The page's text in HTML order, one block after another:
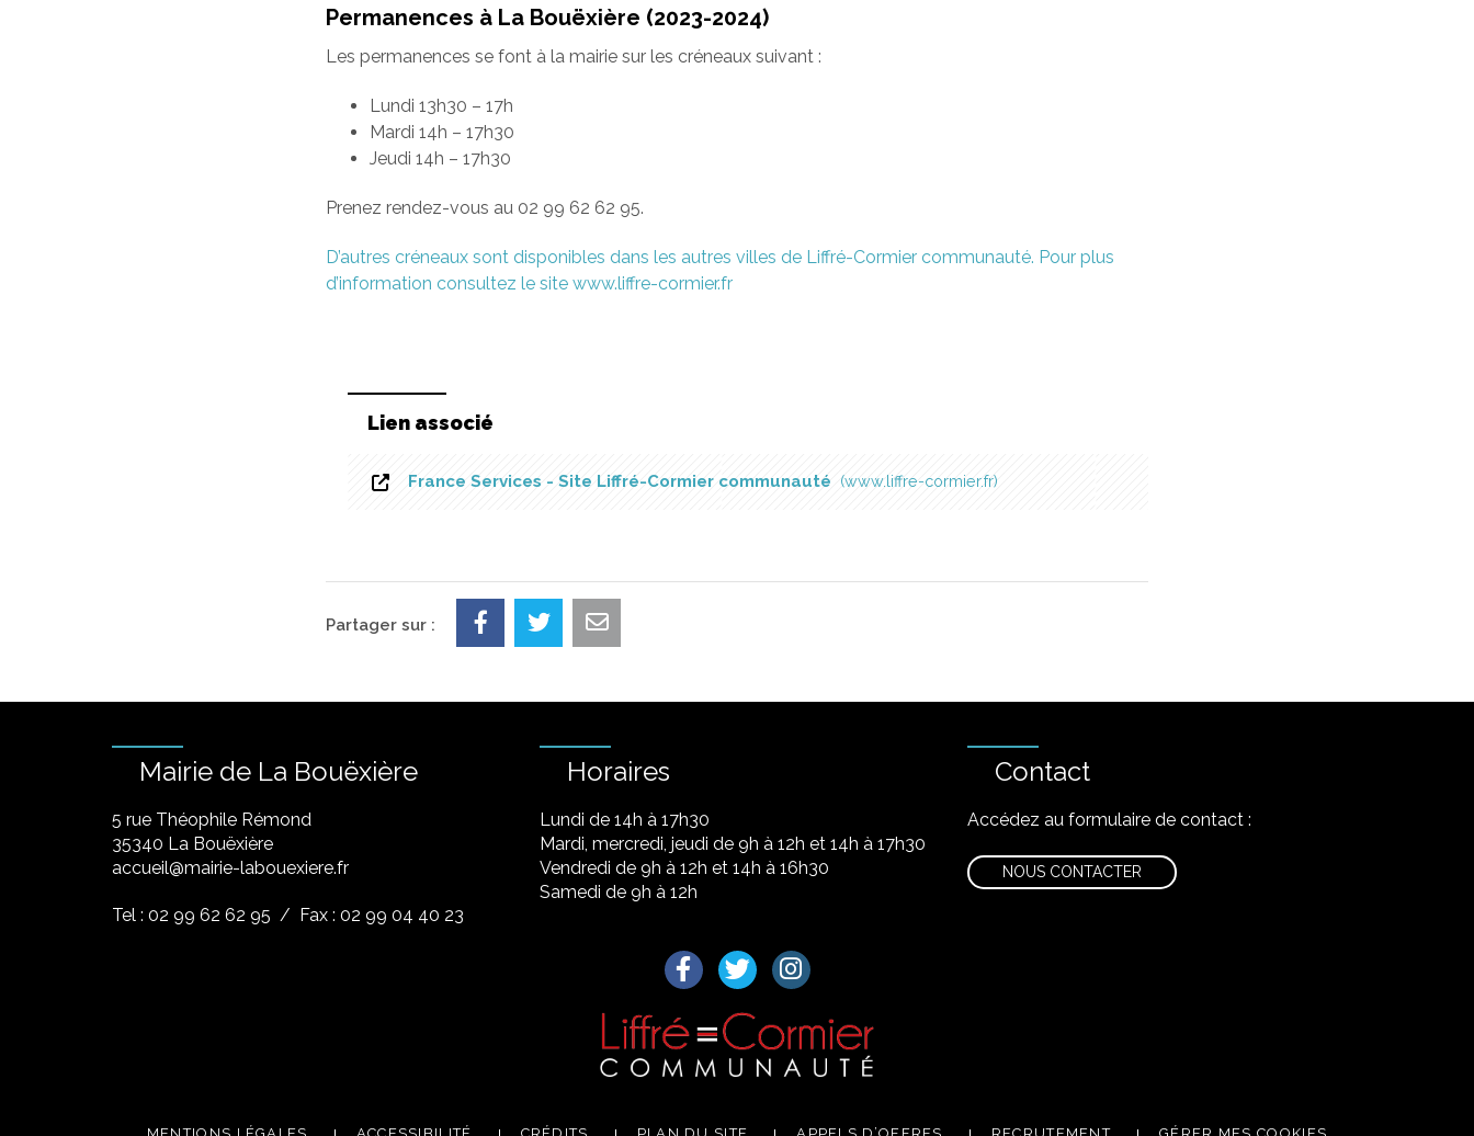
Permanences à La Bouëxière (2023-2024)
Les permanences se font à la mairie sur les créneaux suivant :
Lundi 13h30 – 17h
Mardi 14h – 17h30
Jeudi 14h – 17h30
Prenez rendez-vous au 02 99 62 62 95.
D’autres créneaux sont disponibles dans les autres villes de Liffré-Cormier communauté. Pour plus
d’information consultez le site www.liffre-cormier.fr
Lien associé
France Services - Site Liffré-Cormier communauté www.liffre-cormier.fr
Partager sur :
Mairie de La Bouëxière
5 rue Théophile Rémond
​35340 La Bouëxière
accueil@mairie-labouexiere.fr
Tel : 02 99 62 62 95 / Fax : 02 99 04 40 23
Horaires
Lundi de 14h à 17h30
Mardi, mercredi, jeudi de 9h à 12h et 14h à 17h30
Vendredi de 9h à 12h et 14h à 16h30
Samedi de 9h à 12h
Contact
Accédez au formulaire de contact :
NOUS CONTACTER
Lien vers le compte Facebook
Lien vers le compte Twitter
Lien vers le compte Instagram